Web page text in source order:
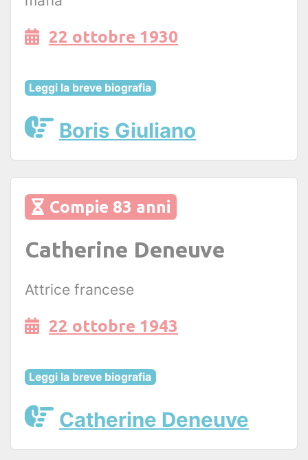
22 ottobre 1930
Leggi la breve biografia
Boris Giuliano
Compie 83 anni
Catherine Deneuve
Attrice francese
22 ottobre 1943
Leggi la breve biografia
Catherine Deneuve